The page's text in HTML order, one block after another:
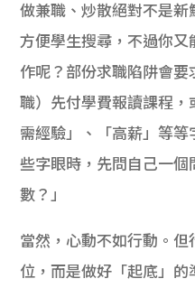
做兼職、炒散絕對不是新
方便學生搜尋，不過你
作呢？部份求職陷阱會
職）先付學費報讀課程
需經驗」、「高薪」等
些字眼時，先問自己一
數？」
當然，心動不如行動。
位，而是做好「起底」的